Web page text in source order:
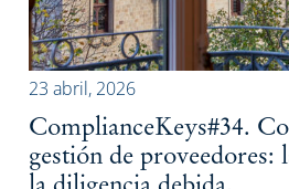
23 abril, 2026
ComplianceKeys#34.
gestión de proveedores: